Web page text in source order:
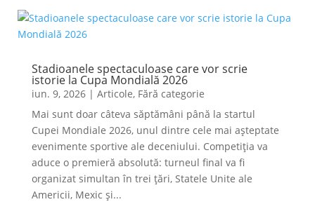
Stadioanele spectaculoase care vor scrie
istorie la Cupa Mondială 2026
iun. 9, 2026| Articole, Fără categorie
Mai sunt doar câteva săptămâni până la startul
Cupei Mondiale 2026, unul dintre cele mai așteptate
evenimente sportive ale deceniului. Competiția va
aduce o premieră absolută: turneul final va fi
organizat simultan în trei țări, Statele Unite ale
Americii, Mexic și...